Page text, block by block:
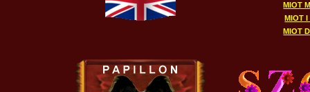
MIOT
MIOT I
MIOT